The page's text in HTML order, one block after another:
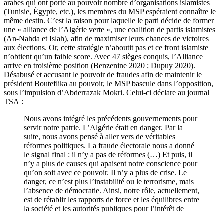
arabes qui ont porté au pouvoir nombre d’organisations islamistes
(Tunisie, Égypte, etc.), les membres du MSP espéraient connaître le
même destin. C’est la raison pour laquelle le parti décide de former
une « alliance de l’Algérie verte », une coalition de partis islamistes
(An-Nahda et Islah), afin de maximiser leurs chances de victoires
aux élections. Or, cette stratégie n’aboutit pas et ce front islamiste
n’obtient qu’un faible score. Avec 47 sièges conquis, l’Alliance
arrive en troisième position (Benzenine 2020 ; Dupuy 2020).
Désabusé et accusant le pouvoir de fraudes afin de maintenir le
président Bouteflika au pouvoir, le MSP bascule dans l’opposition,
sous l’impulsion d’Abderrazak Mokri. Celui-ci déclare au journal
TSA :
Nous avons intégré les précédents gouvernements pour
servir notre patrie. L’Algérie était en danger. Par la
suite, nous avons pensé à aller vers de véritables
réformes politiques. La fraude électorale nous a donné
le signal final : il n’y a pas de réformes (…) Et puis, il
n’y a plus de causes qui apaisent notre conscience pour
qu’on soit avec ce pouvoir. Il n’y a plus de crise. Le
danger, ce n’est plus l’instabilité ou le terrorisme, mais
l’absence de démocratie. Ainsi, notre rôle, actuellement,
est de rétablir les rapports de force et les équilibres entre
la société et les autorités publiques pour l’intérêt de